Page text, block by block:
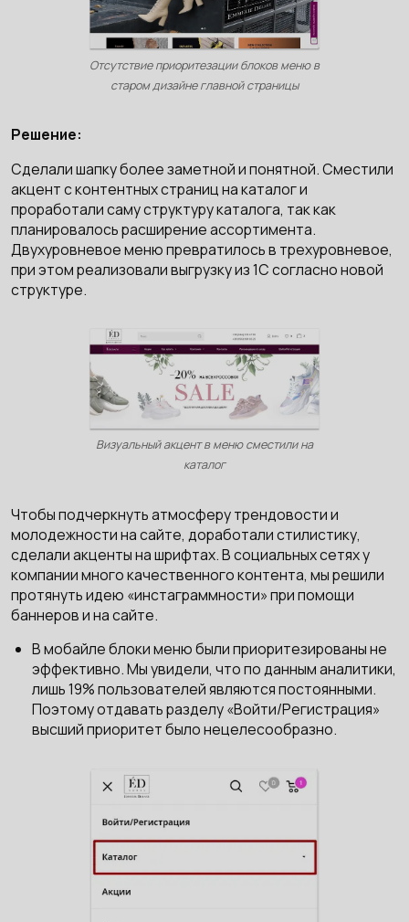
Отсутствие приоритезации блоков меню в
старом дизайне главной страницы
Решение:
Сделали шапку более заметной и понятной. Сместили
акцент с контентных страниц на каталог и
проработали саму структуру каталога, так как
планировалось расширение ассортимента.
Двухуровневое меню превратилось в трехуровневое,
при этом реализовали выгрузку из 1С согласно новой
структуре.
Визуальный акцент в меню сместили на
каталог
Чтобы подчеркнуть атмосферу трендовости и
молодежности на сайте, доработали стилистику,
сделали акценты на шрифтах. В социальных сетях у
компании много качественного контента, мы решили
протянуть идею «инстаграммности» при помощи
баннеров и на сайте.
В мобайле блоки меню были приоритезированы не
эффективно. Мы увидели, что по данным аналитики,
лишь 19% пользователей являются постоянными.
Поэтому отдавать разделу «Войти/Регистрация»
высший приоритет было нецелесообразно.